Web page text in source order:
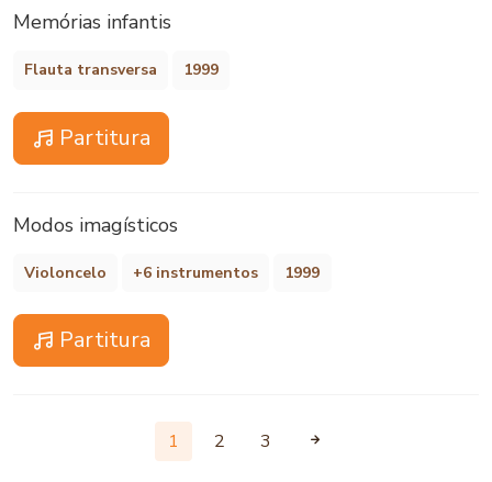
Memórias infantis
Flauta transversa 1999
Partitura
Modos imagísticos
Violoncelo +6 instrumentos 1999
Partitura
1 2 3